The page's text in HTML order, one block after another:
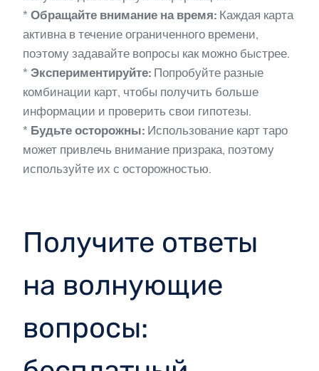
* Обращайте внимание на время: Каждая карта
активна в течение ограниченного времени,
поэтому задавайте вопросы как можно быстрее.
* Экспериментируйте: Попробуйте разные
комбинации карт, чтобы получить больше
информации и проверить свои гипотезы.
* Будьте осторожны: Использование карт таро
может привлечь внимание призрака, поэтому
используйте их с осторожностью.
Получите ответы
на волнующие
вопросы: